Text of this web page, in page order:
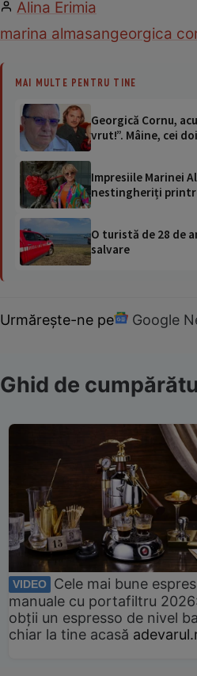
Alina Erimia
marina almasangeorgica
MAI MULTE PENTRU TINE
Georgică Cornu,
vrut!”. Mâine, cei
Impresiile Marinei
nestingheriți
O turistă de 28 de
salvare
Urmărește-ne pe Google
Ghid de
VIDEO
Cele mai bune
manuale cu portafiltru
obții un espresso de nivel
chiar la tine acasă